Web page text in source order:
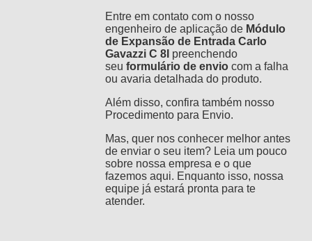
Entre em contato com o nosso
engenheiro de aplicação de Módulo
de Expansão de Entrada Carlo
Gavazzi C 8I preenchendo
seuformulário de envio com a falha
ou avaria detalhada do produto.
Além disso, confira também nosso
Procedimento para Envio.
Mas, quer nos conhecer melhor antes
de enviar o seu item? Leia um pouco
sobre nossa empresa e o que
fazemosaqui. Enquanto isso, nossa
equipe já estará pronta para te
atender.